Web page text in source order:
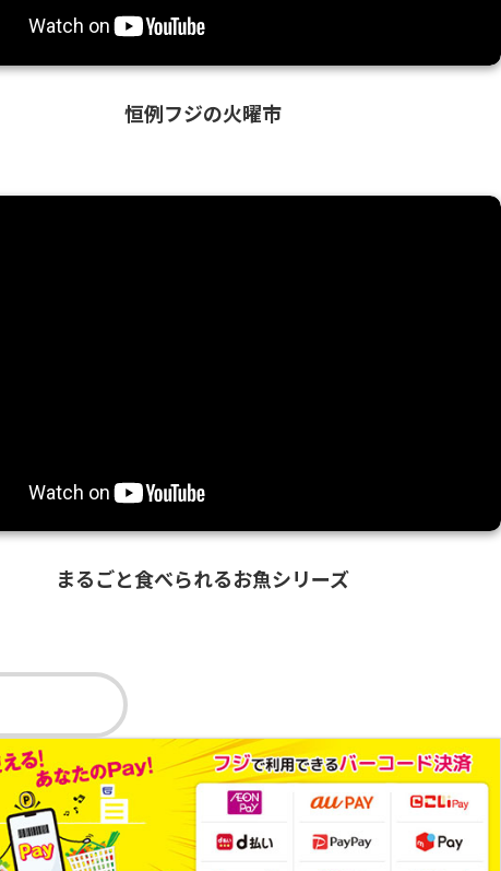
恒例フジの火曜市
まるごと食べられるお魚シリーズ